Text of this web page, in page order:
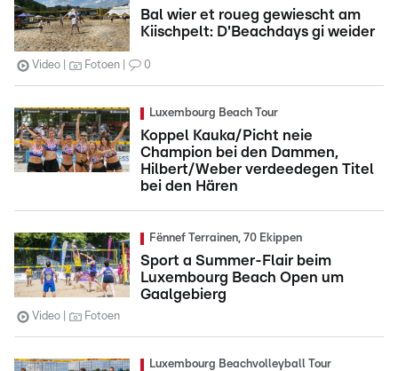
Bal wier et roueg gewiescht am
Kiischpelt: D'Beachdays gi weider
Video Fotoen 0
Luxembourg Beach Tour
Koppel Kauka/Picht neie
Champion bei den Dammen,
Hilbert/Weber verdeedegen Titel
bei den Hären
Fënnef Terrainen, 70 Ekippen
Sport a Summer-Flair beim
Luxembourg Beach Open um
Gaalgebierg
Video Fotoen
Luxembourg Beachvolleyball Tour